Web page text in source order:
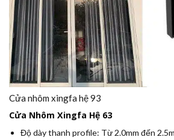
Cửa nhôm xingfa hệ 93
Cửa Nhôm Xingfa Hệ 63
Độ dày thanh profile: Từ 2.0mm đến